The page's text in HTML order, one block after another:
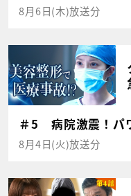
8月6日(木)放送分
＃5 病院激震！パ
8月4日(火)放送分